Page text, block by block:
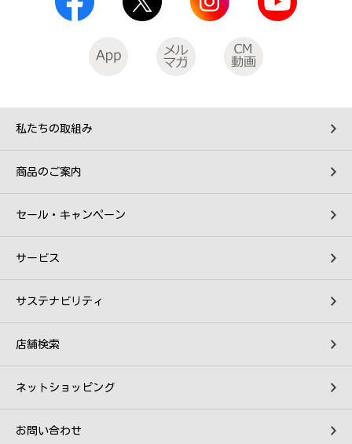
私たちの取組み
商品のご案内
セール・キャンペーン
サービス
サステナビリティ
店舗検索
ネットショッピング
お問い合わせ